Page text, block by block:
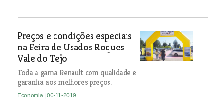
Preços e condições especiais
na Feira de Usados Roques
Vale do Tejo
Toda a gama Renault com qualidade e
garantia aos melhores preços.
Economia | 06-11-2019